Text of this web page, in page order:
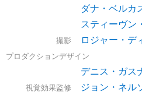
ダナ・ベルカ
スティーヴン
撮影 ロジャー・デ
プロダクションデザイン
デニス・ガス
視覚効果監修 ジョン・ネル